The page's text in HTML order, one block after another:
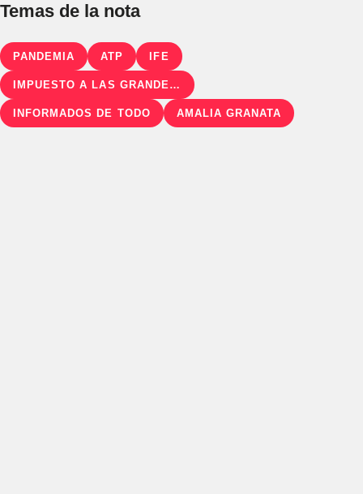
Temas de la nota
PANDEMIA ATP IFE
IMPUESTO A LAS GRANDES FORTUNAS
INFORMADOS DE TODO AMALIA GRANATA